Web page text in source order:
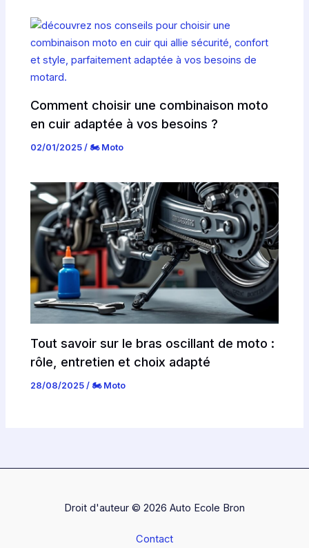
Comment choisir une combinaison moto
en cuir adaptée à vos besoins ?
02/01/2025/ 🏍️ Moto
Tout savoir sur le bras oscillant de moto :
rôle, entretien et choix adapté
28/08/2025/ 🏍️ Moto
Droit d'auteur © 2026 Auto Ecole Bron
Contact